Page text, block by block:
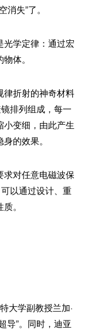
失”了。
光学定律：通过宏
体。
律折射的神奇材料
排列组成，每一
小变细，由此产生
的效果。
求对任意电磁波保
以通过设计、重
。
大学副教授兰加·
导”。同时，迪亚